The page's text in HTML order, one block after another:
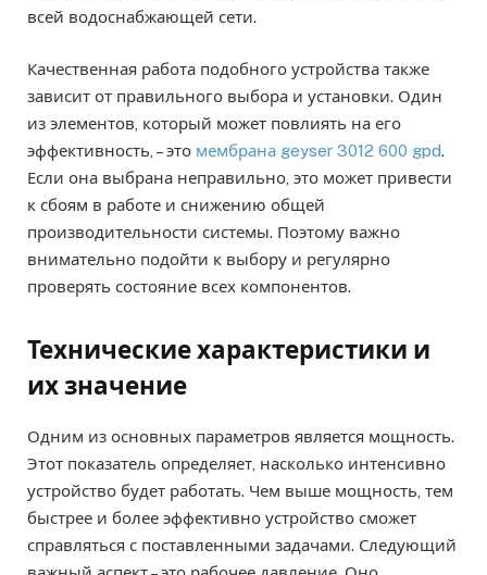
всей водоснабжающей сети.
Качественная работа подобного устройства также
зависит от правильного выбора и установки. Один
из элементов, который может повлиять на его
эффективность, – это мембрана geyser 3012 600 gpd.
Если она выбрана неправильно, это может привести
к сбоям в работе и снижению общей
производительности системы. Поэтому важно
внимательно подойти к выбору и регулярно
проверять состояние всех компонентов.
Технические характеристики и
их значение
Одним из основных параметров является мощность.
Этот показатель определяет, насколько интенсивно
устройство будет работать. Чем выше мощность, тем
быстрее и более эффективно устройство сможет
справляться с поставленными задачами. Следующий